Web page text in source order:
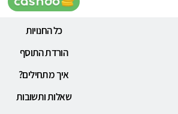
כל החנויות
הורדת התוסף
איך מתחילים?
שאלות ותשובות